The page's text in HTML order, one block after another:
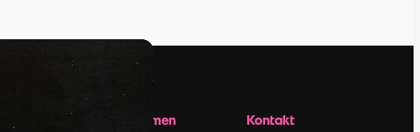
Unternehmen
Kontakt